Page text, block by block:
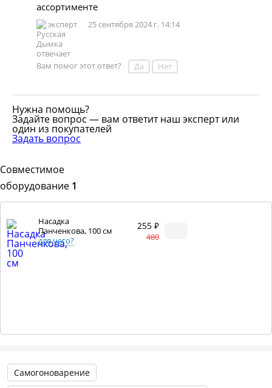
ассортименте
эксперт 25 сентября 2024 г. 14:14
Вам помог этот ответ? Да Нет
Нужна помощь?
Задайте вопрос — вам ответит наш эксперт или
один из покупателей
Задать вопрос
Совместимое
оборудование 1
Насадка
Панченкова, 100 см
для чего?
255 ₽
480
Самогоноварение